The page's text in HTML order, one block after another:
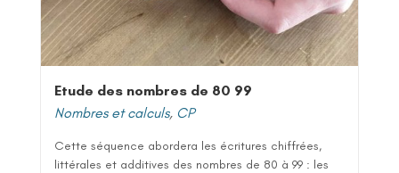
Etude des nombres de 80 99
Nombres et calculs, CP
Cette séquence abordera les écritures chiffrées,
littérales et additives des nombres de 80 à 99 : les